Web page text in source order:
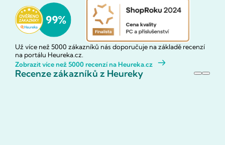
Už více než 5000 zákazníků nás doporučuje na základě recenzí
na portálu Heureka.cz.
Zobrazit více než 5000 recenzí na Heureka.cz
Recenze zákazníků z Heureky